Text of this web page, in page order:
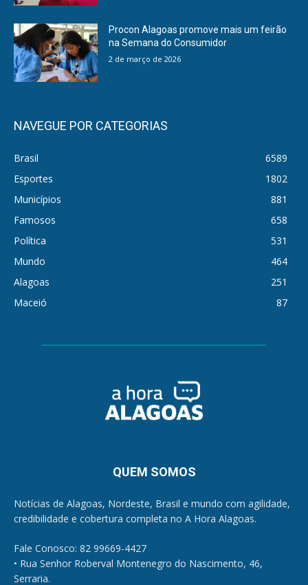
Procon Alagoas promove mais um feirão
na Semana do Consumidor
2 de março de 2026
NAVEGUE POR CATEGORIAS
Brasil
6589
Esportes
1802
Municípios
881
Famosos
658
Política
531
Mundo
464
Alagoas
251
Maceió
87
QUEM SOMOS
Notícias de Alagoas, Nordeste, Brasil e mundo com agilidade,
credibilidade e cobertura completa no A Hora Alagoas.
Fale Conosco: 82 99669-4427
• Rua Senhor Roberval Montenegro do Nascimento, 46,
Serraria.